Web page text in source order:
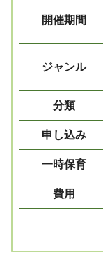
開催期間
ジャンル
分類
申し込み
一時保育
費用